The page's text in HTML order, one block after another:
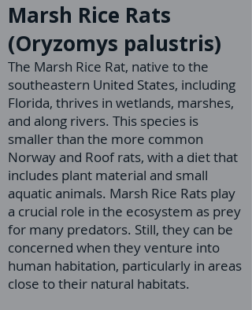
Marsh Rice Rats
(Oryzomys palustris)
The Marsh Rice Rat, native to the
southeastern United States, including
Florida, thrives in wetlands, marshes,
and along rivers. This species is
smaller than the more common
Norway and Roof rats, with a diet that
includes plant material and small
aquatic animals. Marsh Rice Rats play
a crucial role in the ecosystem as prey
for many predators. Still, they can be
concerned when they venture into
human habitation, particularly in areas
close to their natural habitats.